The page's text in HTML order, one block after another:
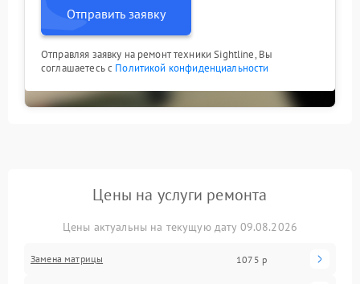
Отправить заявку
Отправляя заявку на ремонт техники Sightline, Вы
соглашаетесь с Политикой конфиденциальности
Цены на услуги ремонта
Цены актуальны на текущую дату 09.08.2026
Замена матрицы 1075 р